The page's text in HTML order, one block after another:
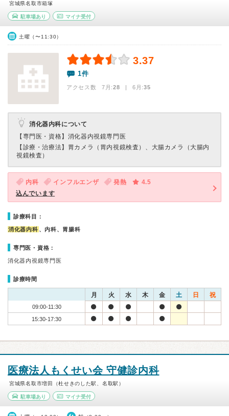
宮城県名取市箱塚
駐車場あり マイナ受付
土曜（〜11:30）
3.37
1件
アクセス数 7月:28 | 6月:35
消化器内科について
【専門医・資格】 消化器内視鏡専門医
【診療・治療法】 胃カメラ（胃内視鏡検査）、大腸カメラ（大腸内
視鏡検査）
内科 インフルエンザ 発熱
4.5
込んでいます
診療科目：
消化器内科 、内科、胃腸科
専門医・資格：
消化器内視鏡専門医
診療時間
月 火 水 木 金 土 日 祝
09:00-11:30
15:30-17:30
医療法人もくせい会 守健診内科
宮城県名取市増田（杜せきのした駅、名取駅）
駐車場あり マイナ受付